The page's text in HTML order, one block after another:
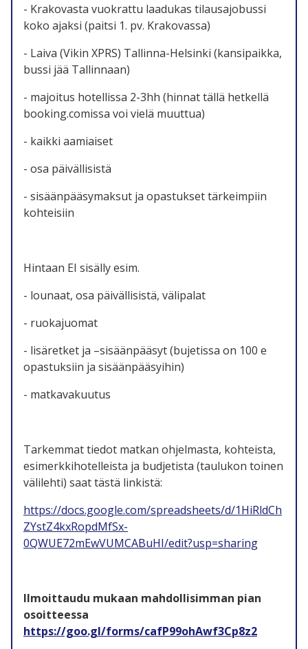
- Krakovasta vuokrattu laadukas tilausajobussi
koko ajaksi (paitsi 1. pv. Krakovassa)
- Laiva (Vikin XPRS) Tallinna-Helsinki (kansipaikka,
bussi jää Tallinnaan)
- majoitus hotellissa 2-3hh (hinnat tällä hetkellä
booking.comissa voi vielä muuttua)
- kaikki aamiaiset
- osa päivällisistä
- sisäänpääsymaksut ja opastukset tärkeimpiin
kohteisiin
Hintaan EI sisälly esim.
- lounaat, osa päivällisistä, välipalat
- ruokajuomat
- lisäretket ja –sisäänpääsyt (bujetissa on 100 e
opastuksiin ja sisäänpääsyihin)
- matkavakuutus
Tarkemmat tiedot matkan ohjelmasta, kohteista,
esimerkkihotelleista ja budjetista (taulukon toinen
välilehti) saat tästä linkistä:
https://docs.google.com/spreadsheets/d/1HiRldCh
ZYstZ4kxRopdMfSx-
0QWUE72mEwVUMCABuHI/edit?usp=sharing
Ilmoittaudu mukaan mahdollisimman pian
osoitteessa
https://goo.gl/forms/cafP99ohAwf3Cp8z2